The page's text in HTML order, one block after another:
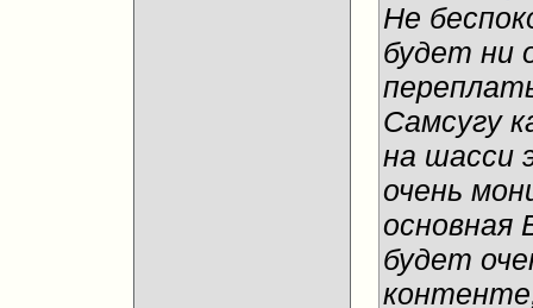
Не
будет ни
Самсугу
на шасси
очень
основная
будет